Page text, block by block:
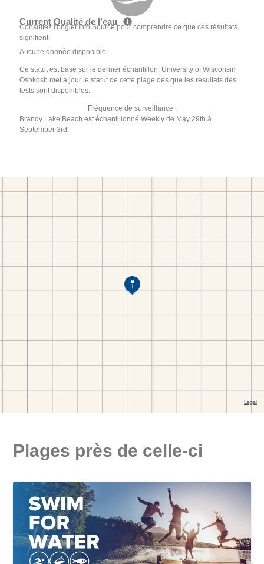
Current Qualité de l'eau
Consultez l'onglet Info Source pour comprendre ce que ces résultats
signifient
Aucune donnée disponible
Ce statut est basé sur le dernier échantillon. University of Wisconsin
Oshkosh met à jour le statut de cette plage dès que les résultats des
tests sont disponibles.
Fréquence de surveillance :
Brandy Lake Beach est échantillonné Weekly de May 29th à
September 3rd.
Plages près de celle-ci